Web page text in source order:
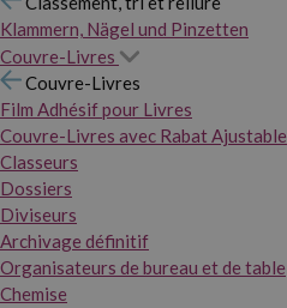
Klammern, Nägel und Pinzetten
Couvre-Livres
Couvre-Livres
Film Adhésif pour Livres
Couvre-Livres avec Rabat Ajustable
Classeurs
Dossiers
Diviseurs
Archivage définitif
Organisateurs de bureau et de table
Chemise